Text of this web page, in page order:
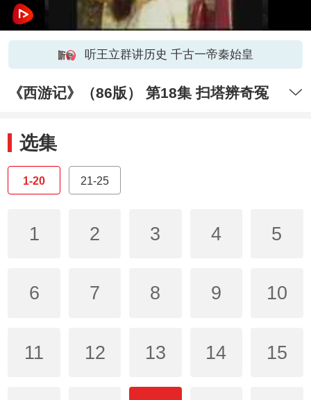
听王立群讲历史 千古一帝秦始皇
《西游记》（86版） 第18集 扫塔辨奇冤
选集
1-20 21-25
1 2 3 4 5
6 7 8 9 10
11 12 13 14 15